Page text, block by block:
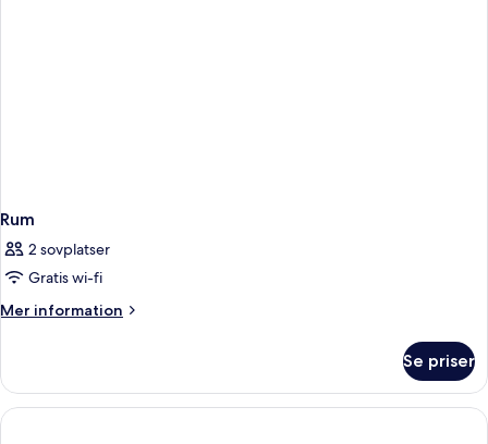
Rum
2 sovplatser
Gratis wi-fi
Mer information
Mer
Se priser